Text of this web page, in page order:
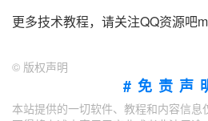
更多技术教程，请关注QQ资源吧
© 版权声明
#免责声
本站提供的一切软件、教程和内容信息